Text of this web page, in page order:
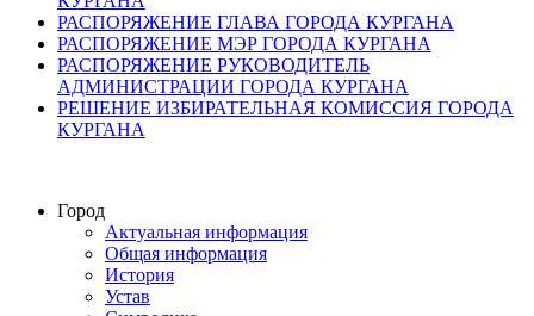
РАСПОРЯЖЕНИЕ ГЛАВА ГОРОДА КУРГАНА
РАСПОРЯЖЕНИЕ МЭР ГОРОДА КУРГАНА
РАСПОРЯЖЕНИЕ РУКОВОДИТЕЛЬ
АДМИНИСТРАЦИИ ГОРОДА КУРГАНА
РЕШЕНИЕ ИЗБИРАТЕЛЬНАЯ КОМИССИЯ ГОРОДА
КУРГАНА
Город
Актуальная информация
Общая информация
История
Устав